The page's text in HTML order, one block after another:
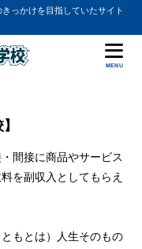
っかけを目指していたサイト
MENU
間接に商品やサービス
を副収入としてもらえ
もとは）人生そのもの